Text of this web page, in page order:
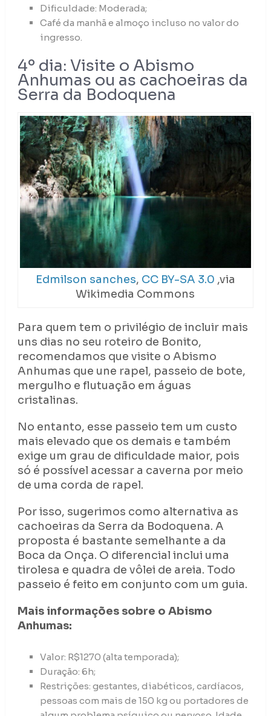
Dificuldade: Moderada;
Café da manhã e almoço incluso no valor do
ingresso.
4º dia: Visite o Abismo
Anhumas ou as cachoeiras da
Serra da Bodoquena
Edmilson sanches, CC BY-SA 3.0 ,via
Wikimedia Commons
Para quem tem o privilégio de incluir mais
uns dias no seu roteiro de Bonito,
recomendamos que visite o Abismo
Anhumas que une rapel, passeio de bote,
mergulho e flutuação em águas
cristalinas.
No entanto, esse passeio tem um custo
mais elevado que os demais e também
exige um grau de dificuldade maior, pois
só é possível acessar a caverna por meio
de uma corda de rapel.
Por isso, sugerimos como alternativa as
cachoeiras da Serra da Bodoquena. A
proposta é bastante semelhante a da
Boca da Onça. O diferencial inclui uma
tirolesa e quadra de vôlei de areia. Todo
passeio é feito em conjunto com um guia.
Mais informações sobre o Abismo
Anhumas:
Valor: R$1270 (alta temporada);
Duração: 6h;
Restrições: gestantes, diabéticos, cardíacos,
pessoas com mais de 150 kg ou portadores de